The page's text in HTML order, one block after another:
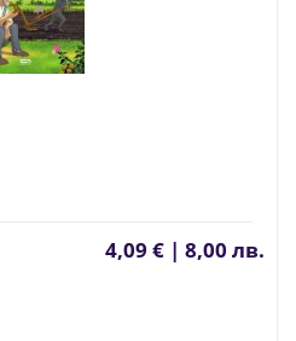
4,09 € | 8,00 лв.